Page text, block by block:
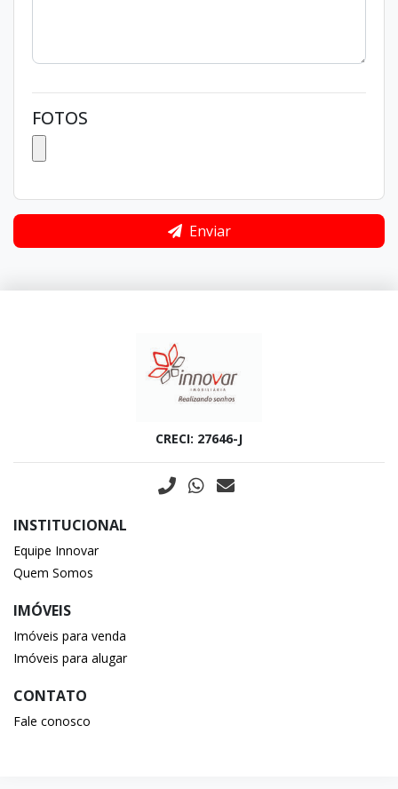
FOTOS
Enviar
CRECI: 27646-J
INSTITUCIONAL
Equipe Innovar
Quem Somos
IMÓVEIS
Imóveis para venda
Imóveis para alugar
CONTATO
Fale conosco